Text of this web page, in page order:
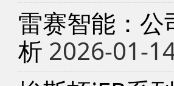
雷赛智能：
析 2026-01-